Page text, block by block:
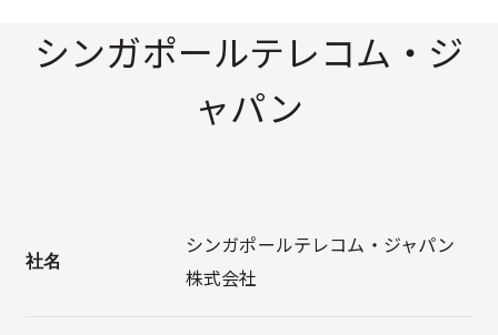
シンガポールテレコム・ジ
ャパン
社名
シンガポールテレコム・ジャパン
株式会社